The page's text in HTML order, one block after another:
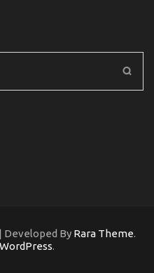
Developed By Rara Theme.
WordPress.